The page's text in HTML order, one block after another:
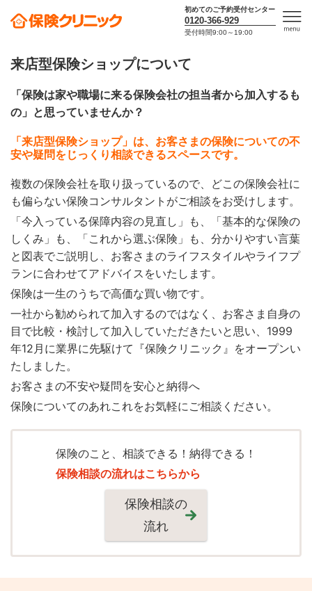
初めてのご予約受付センター
0120-366-929
受付時間9:00～19:00
来店型保険ショップについて
「保険は家や職場に来る保険会社の担当者から加入するも
の」と思っていませんか？
「来店型保険ショップ」は、お客さまの保険についての不
安や疑問をじっくり相談できるスペースです。
複数の保険会社を取り扱っているので、どこの保険会社に
も偏らない保険コンサルタントがご相談をお受けします。
「今入っている保障内容の見直し」も、「基本的な保険の
しくみ」も、「これから選ぶ保険」も、分かりやすい言葉
と図表でご説明し、お客さまのライフスタイルやライフプ
ランに合わせてアドバイスをいたします。
保険は一生のうちで高価な買い物です。
一社から勧められて加入するのではなく、お客さま自身の
目で比較・検討して加入していただきたいと思い、1999
年12月に業界に先駆けて『保険クリニック』をオープンい
たしました。
お客さまの不安や疑問を安心と納得へ
保険についてのあれこれをお気軽にご相談ください。
保険のこと、相談できる！納得できる！
保険相談の流れはこちらから
保険相談の
流れ